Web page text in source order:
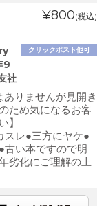
¥800(税込)
クリックポスト他可
9
社
りませんが見開き
ため気になるお客
】
スレ●三方にヤケ●
古い本ですので明
劣化にご理解の上